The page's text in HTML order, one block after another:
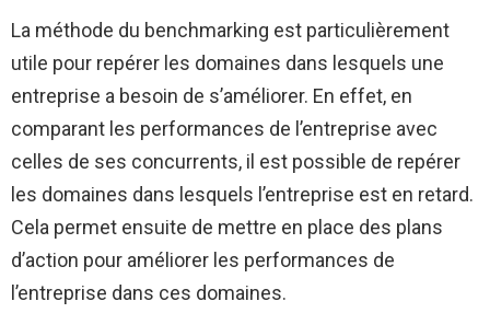
La méthode du benchmarking est particulièrement
utile pour repérer les domaines dans lesquels une
entreprise a besoin de s’améliorer. En effet, en
comparant les performances de l’entreprise avec
celles de ses concurrents, il est possible de repérer
les domaines dans lesquels l’entreprise est en retard.
Cela permet ensuite de mettre en place des plans
d’action pour améliorer les performances de
l’entreprise dans ces domaines.